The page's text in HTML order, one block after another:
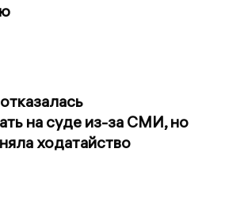
на суде из-за СМИ, но
ходатайство